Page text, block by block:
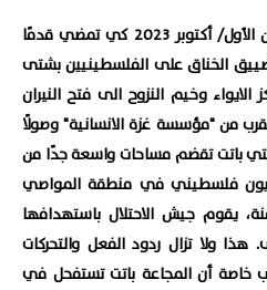
واستغلت إسرائيل احداث 7 تشرين الأول/ أكتوبر 2023 كي تمضي قدمًا
الخناق على الفلسطينيين بشتى
وخيم النزوح الى فتح النيران
من "مؤسسة غزة الانسانية" وصولًا
باتت تقضم مساحات واسعة جدًا من
فلسطيني في منطقة المواصي
يقوم جيش الاحتلال باستهدافها
ولا تزال ردود الفعل والتحركات
خاصة أن المجاعة باتت تستفحل في